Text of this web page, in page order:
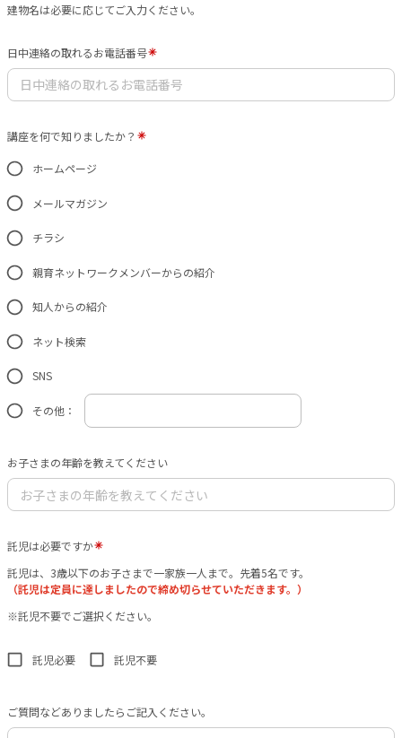
建物名は必要に応じてご入力ください。
日中連絡の取れるお電話番号
講座を何で知りましたか？
ホームページ
メールマガジン
チラシ
親育ネットワークメンバーからの紹介
知人からの紹介
ネット検索
SNS
その他：
お子さまの年齢を教えてください
託児は必要ですか
託児は、3歳以下のお子さまで一家族一人まで。先着5名です。
（託児は定員に達しましたので締め切らせていただきます。）
※託児不要でご選択ください。
託児必要 託児不要
ご質問などありましたらご記入ください。